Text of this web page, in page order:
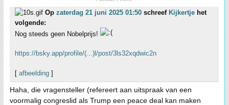
Op zaterdag 21 juni 2025 01:50 schreef Kijkertje het
volgende:
Nog steeds geen Nobelprijs!
https://bsky.app/profile/(...)l/post/3ls32xqdwic2n
[ afbeelding ]
Haha, die vragensteller (refereert aan uitspraak van een
voormalig congreslid als Trump een peace deal kan maken